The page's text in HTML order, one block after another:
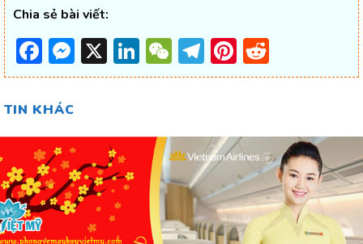
Chia sẻ bài viết:
Facebook
Messenger
X LinkedIn
WeChat
Telegram
Pinterest
TIN KHÁC